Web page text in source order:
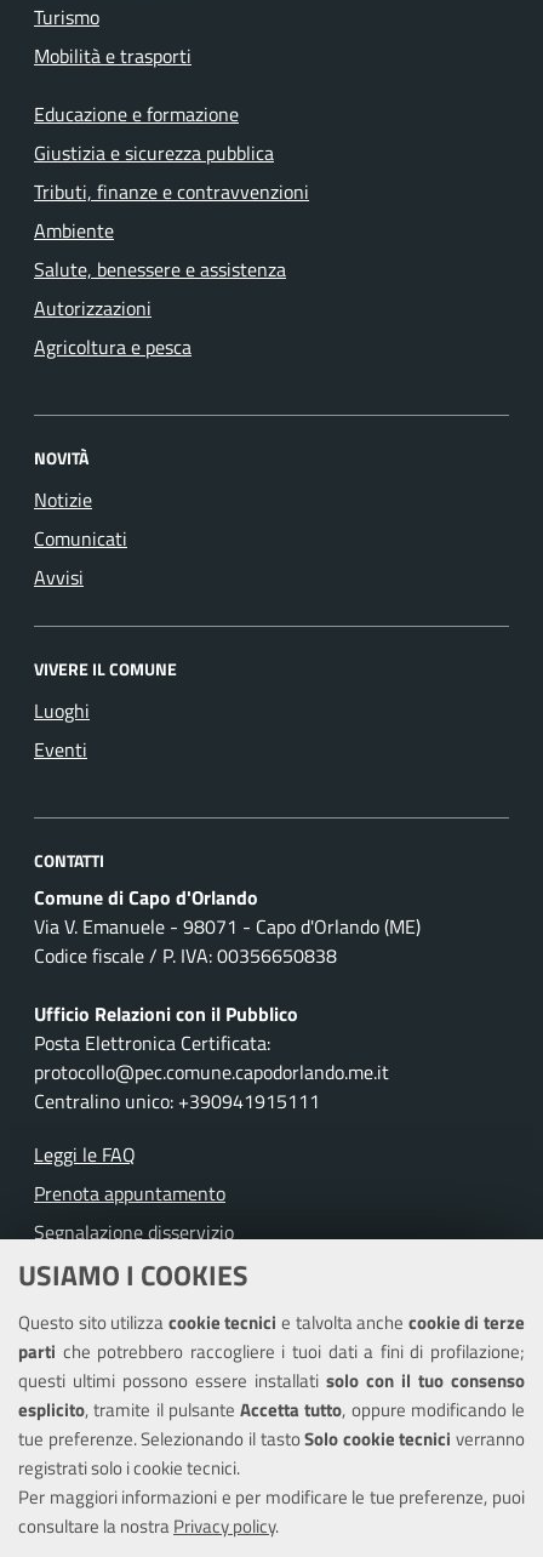
USIAMO I COOKIES
Questo sito utilizzacookie tecnicie talvolta anche cookie di terze
parti che potrebbero raccogliere i tuoi dati a fini di profilazione;
questi ultimi possono essere installati solo con il tuo consenso
esplicito, tramite il pulsante Accetta tutto, oppure modificando le
tue preferenze. Selezionando il tastoSolo cookie tecnici verranno
registrati solo i cookie tecnici.
Per maggiori informazioni e per modificare le tue preferenze, puoi
consultare la nostraPrivacy policy.
Turismo
Mobilità e trasporti
Educazione e formazione
Giustizia e sicurezza pubblica
Tributi, finanze e contravvenzioni
Ambiente
Salute, benessere e assistenza
Autorizzazioni
Agricoltura e pesca
NOVITÀ
Notizie
Comunicati
Avvisi
VIVERE IL COMUNE
Luoghi
Eventi
CONTATTI
Comune di Capo d'Orlando
Via V. Emanuele - 98071 - Capo d'Orlando (ME)
Codice fiscale / P. IVA: 00356650838
Ufficio Relazioni con il Pubblico
Posta Elettronica Certificata:
protocollo@pec.comune.capodorlando.me.it
Centralino unico: +390941915111
Leggi le FAQ
Prenota appuntamento
Segnalazione disservizio
Richiesta assistenza
Amministrazione trasparente
Informativa privacy
Note legali
Piano di miglioramento del sito
Dichiarazione di accessibilità